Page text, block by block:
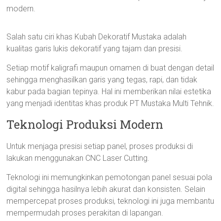
Salah satu ciri khas Kubah Dekoratif Mustaka adalah
kualitas garis lukis dekoratif yang tajam dan presisi.
Setiap motif kaligrafi maupun ornamen di buat dengan detail
sehingga menghasilkan garis yang tegas, rapi, dan tidak
kabur pada bagian tepinya. Hal ini memberikan nilai estetika
yang menjadi identitas khas produk PT Mustaka Multi Tehnik.
Teknologi Produksi Modern
Untuk menjaga presisi setiap panel, proses produksi di
lakukan menggunakan CNC Laser Cutting.
Teknologi ini memungkinkan pemotongan panel sesuai pola
digital sehingga hasilnya lebih akurat dan konsisten. Selain
mempercepat proses produksi, teknologi ini juga membantu
mempermudah proses perakitan di lapangan.